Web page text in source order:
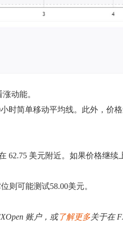
动能。
时简单移动平均线。此外，价
62.75 美元附近。如果价格继续
则可能测试58.00美元。
账户，或了解更多关于在